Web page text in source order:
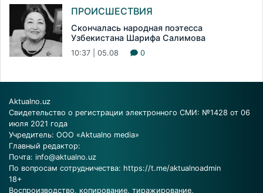
ПРОИСШЕСТВИЯ
Скончалась народная поэтесса
Узбекистана Шарифа Салимова
10:37 | 05.08 0
Aktualno.uz
Свидетельство о регистрации электронного СМИ: №1428 от 06
июля 2021 года
Учредитель: ООО «Aktualno media»
Главный редактор:
Почта: info@aktualno.uz
По вопросам сотрудничества: https://t.me/aktualnoadmin
18+
Воспроизводство, копирование, тиражирование,